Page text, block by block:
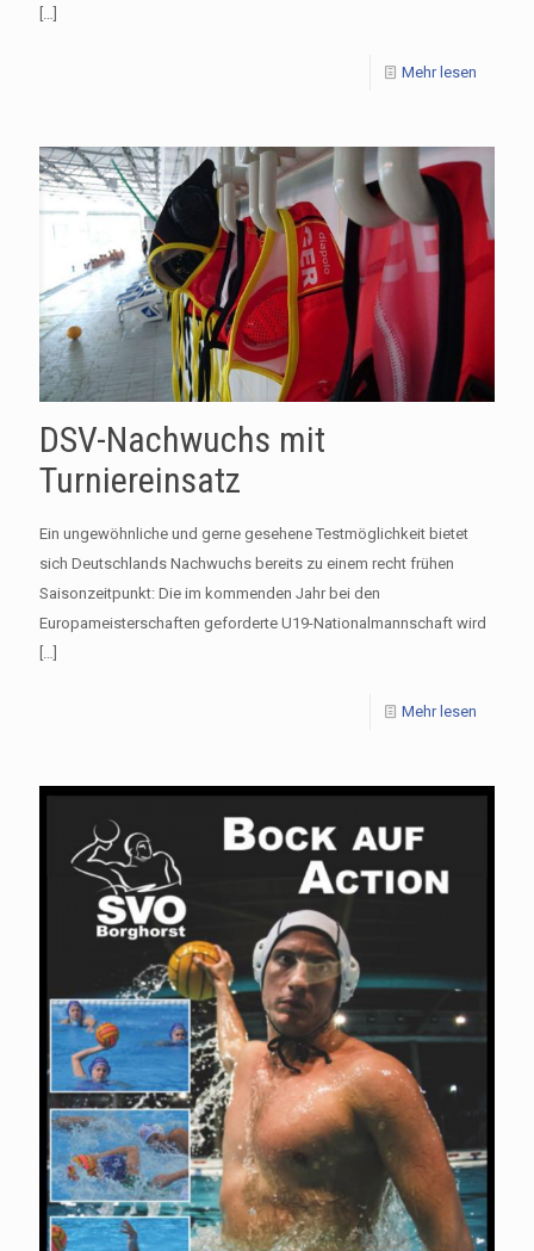
[…]
Mehr lesen
DSV-Nachwuchs mit
Turniereinsatz
Ein ungewöhnliche und gerne gesehene Testmöglichkeit bietet
sich Deutschlands Nachwuchs bereits zu einem recht frühen
Saisonzeitpunkt: Die im kommenden Jahr bei den
Europameisterschaften geforderte U19-Nationalmannschaft wird
[…]
Mehr lesen